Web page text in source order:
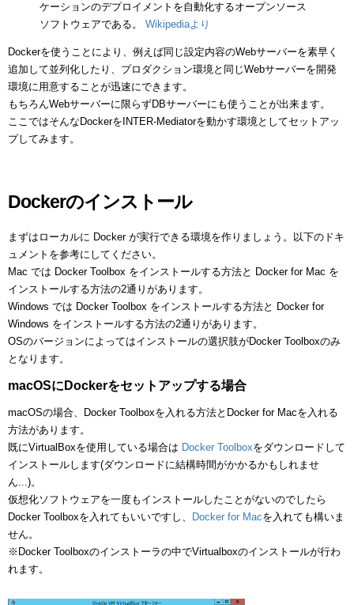
ケーションのデプロイメントを自動化するオープンソース
ソフトウェアである。 Wikipediaより
Dockerを使うことにより、例えば同じ設定内容のWebサーバーを素早く
追加して並列化したり、プロダクション環境と同じWebサーバーを開発
環境に用意することが迅速にできます。
もちろんWebサーバーに限らずDBサーバーにも使うことが出来ます。
ここではそんなDockerをINTER-Mediatorを動かす環境としてセットアッ
プしてみます。
Dockerのインストール
まずはローカルに Docker が実行できる環境を作りましょう。以下のドキ
ュメントを参考にしてください。
Mac では Docker Toolbox をインストールする方法と Docker for Mac を
インストールする方法の2通りがあります。
Windows では Docker Toolbox をインストールする方法と Docker for
Windows をインストールする方法の2通りがあります。
OSのバージョンによってはインストールの選択肢がDocker Toolboxのみ
となります。
macOSにDockerをセットアップする場合
macOSの場合、Docker Toolboxを入れる方法とDocker for Macを入れる
方法があります。
既にVirtualBoxを使用している場合は Docker Toolboxをダウンロードして
インストールします(ダウンロードに結構時間がかかるかもしれませ
ん...)。
仮想化ソフトウェアを一度もインストールしたことがないのでしたら
Docker Toolboxを入れてもいいですし、
Docker for Macを入れても構いま
せん。
※Docker Toolboxのインストーラの中でVirtualboxのインストールが行わ
れます。